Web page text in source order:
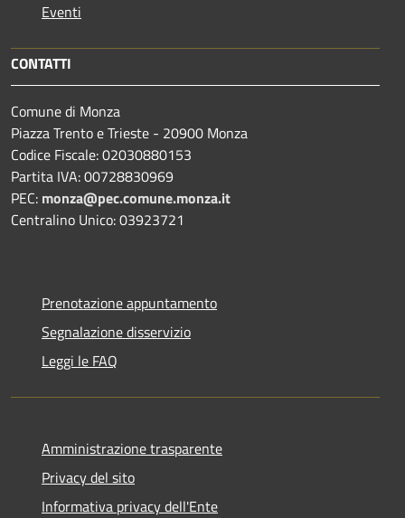
Eventi
CONTATTI
Comune di Monza
Piazza Trento e Trieste - 20900 Monza
Codice Fiscale: 02030880153
Partita IVA: 00728830969
PEC: monza@pec.comune.monza.it
Centralino Unico: 03923721
Prenotazione appuntamento
Segnalazione disservizio
Leggi le FAQ
Amministrazione trasparente
Privacy del sito
Informativa privacy dell'Ente